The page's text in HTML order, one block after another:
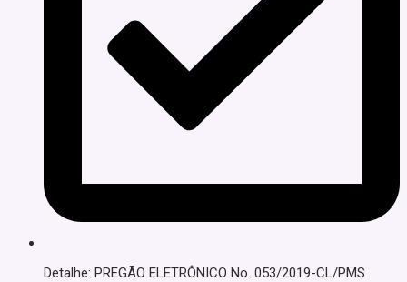
Detalhe: PREGÃO ELETRÔNICO No. 053/2019-CL/PMS